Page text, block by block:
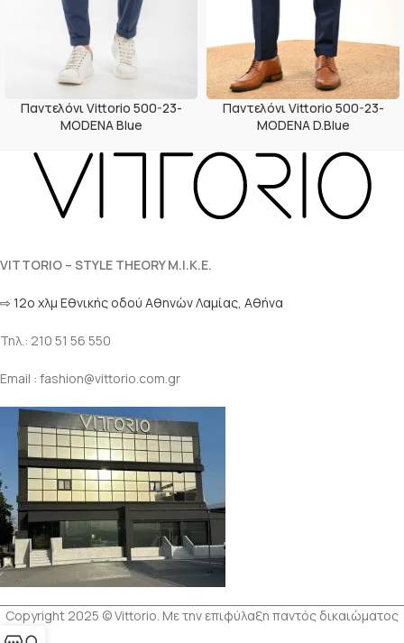
Παντελόνι Vittorio 500-23-
MODENA Blue
Παντελόνι Vittorio 500-23-
MODENA D.Blue
VITTORIO – STYLE THEORY M.I.K.E.
⇨ 12ο χλμ Eθνικής οδού Αθηνών Λαμίας, Αθήνα
Τηλ.: 210 51 56 550
Email : fashion@vittorio.com.gr
Copyright 2025 © Vittorio. Με την επιφύλαξη παντός δικαιώματος